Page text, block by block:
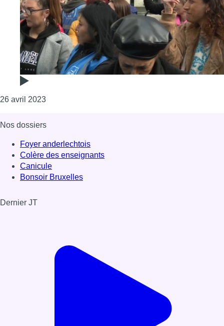
26 avril 2023Consulter l'article "Le secteur de la petite
Nos dossiers
Foyer anderlechtois
Colère des enseignants
Canicule
Bonsoir Bruxelles
Dernier JT